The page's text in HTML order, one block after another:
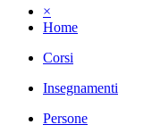
×
Home
Corsi
Insegnamenti
Persone